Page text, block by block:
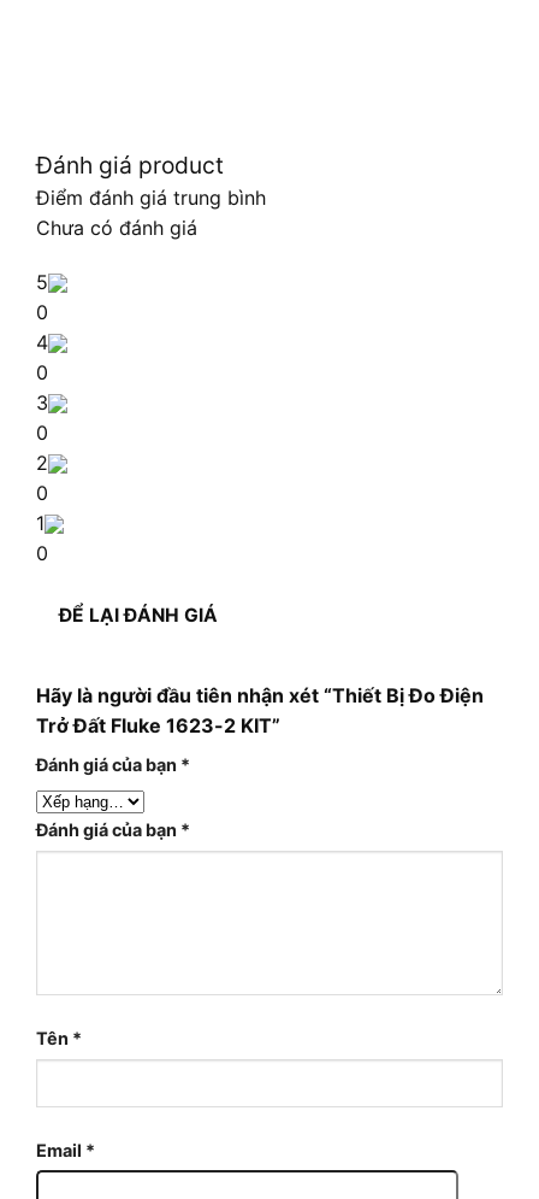
Đánh giá product
Điểm đánh giá trung bình
Chưa có đánh giá
5
0
4
0
3
0
2
0
1
0
ĐỂ LẠI ĐÁNH GIÁ
Hãy là người đầu tiên nhận xét “Thiết Bị Đo Điện
Trở Đất Fluke 1623-2 KIT”
Đánh giá của bạn *
Đánh giá của bạn *
Tên *
Email *